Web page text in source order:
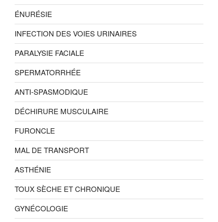
ÉNURÉSIE
INFECTION DES VOIES URINAIRES
PARALYSIE FACIALE
SPERMATORRHÉE
ANTI-SPASMODIQUE
DÉCHIRURE MUSCULAIRE
FURONCLE
MAL DE TRANSPORT
ASTHÉNIE
TOUX SÈCHE ET CHRONIQUE
GYNÉCOLOGIE